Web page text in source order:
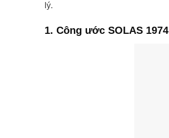
lý.
1. Công ước SOLAS 1974